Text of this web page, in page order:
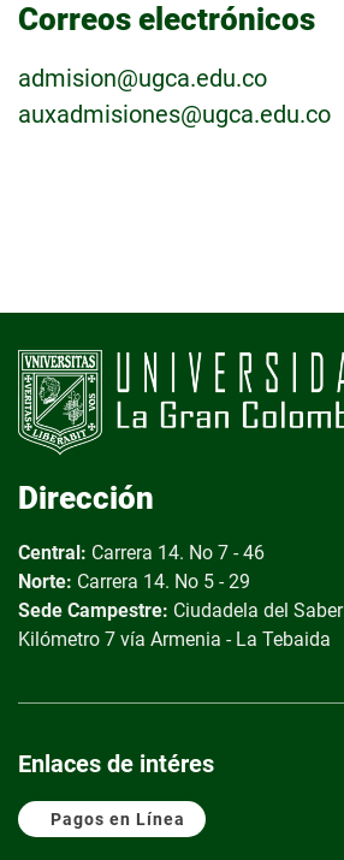
Correos electrónicos
admision@ugca.edu.co
auxadmisiones@ugca.edu.co
Dirección
Central: Carrera 14. No 7 - 46
Norte: Carrera 14. No 5 - 29
Sede Campestre: Ciudadela del Saber
Kilómetro 7 vía Armenia - La Tebaida
Enlaces de intéres
Pagos en Línea